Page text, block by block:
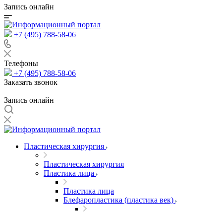
Запись онлайн
+7 (495) 788-58-06
Телефоны
+7 (495) 788-58-06
Заказать звонок
Запись онлайн
Пластическая хирургия
Пластическая хирургия
Пластика лица
Пластика лица
Блефаропластика (пластика век)